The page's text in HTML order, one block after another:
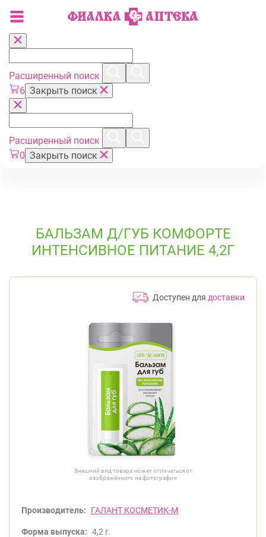
Расширенный поиск
6 Закрыть поиск
Расширенный поиск
0 Закрыть поиск
БАЛЬЗАМ Д/ГУБ КОМФОРТЕ
ИНТЕНСИВНОЕ ПИТАНИЕ 4,2Г
Доступен для доставки
Внешний вид товара может отличаться от
изображённого на фотографии
Производитель: ГАЛАНТ КОСМЕТИК-М
Форма выпуска: 4,2 г.